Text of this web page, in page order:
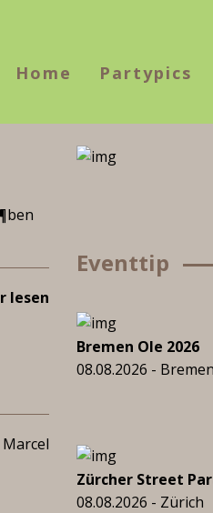
Home Partypics
lesen
Eventtip
Bremen Ole 2026
08.08.2026 - Bremen
Zürcher Street
08.08.2026 - Zürich